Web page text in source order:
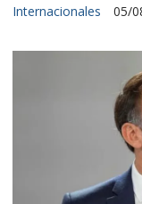
Internacionales 05/